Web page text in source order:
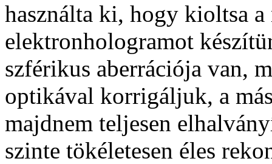
használta ki, hogy kioltsa
elektronhologramot
szférikus aberrációja van,
optikával korrigáljuk, a
majdnem teljesen
szinte tökéletesen éles